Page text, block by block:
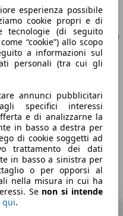
esperienza possibile
cookie propri e di
tecnologie (di seguito
“cookie”) allo scopo
a informazioni sul
personali (tra cui gli
annunci pubblicitari
specifici interessi
e di analizzarne la
in basso a destra per
di cookie soggetti ad
trattamento dei dati
in basso a sinistra per
o per opporsi al
nella misura in cui ha
Se non si intende
qui.
l’addio al leggendario
8.3 V16 sviluppato
, aspirato e con linea rossa
CV e 900 Nm di
è di1.800 CV, con 1.985
dovrebbe essere di 445
arrivare proprio